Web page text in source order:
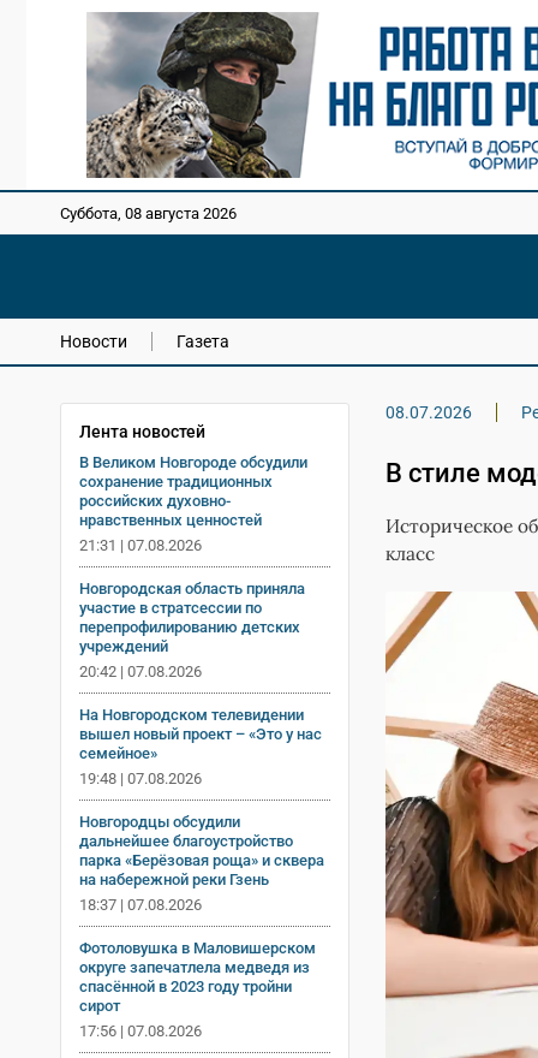
Суббота, 08 августа 2026
Новости Газета
Лента новостей
В Великом Новгороде обсудили
сохранение традиционных
российских духовно-
нравственных ценностей
21:31 | 07.08.2026
Новгородская область приняла
участие в стратсессии по
перепрофилированию детских
учреждений
20:42 | 07.08.2026
На Новгородском телевидении
вышел новый проект – «Это у нас
семейное»
19:48 | 07.08.2026
Новгородцы обсудили
дальнейшее благоустройство
парка «Берёзовая роща» и сквера
на набережной реки Гзень
18:37 | 07.08.2026
Фотоловушка в Маловишерском
округе запечатлела медведя из
спасённой в 2023 году тройни
сирот
17:56 | 07.08.2026
08.07.2026
В стиле
Историческое
класс